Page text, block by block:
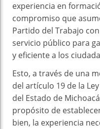
experiencia en
compromiso que
Partido del Trabajo
servicio público para
y eficiente a los
Esto, a través de una
del artículo 19 de la
del Estado de
propósito de
bien, la experiencia